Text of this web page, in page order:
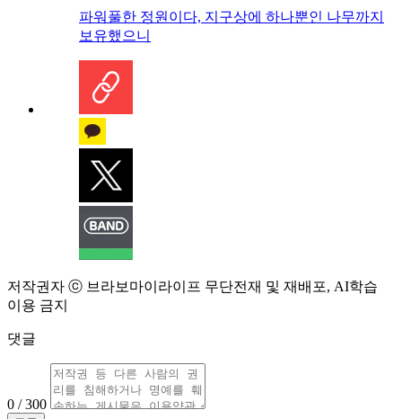
파워풀한 정원이다, 지구상에 하나뿐인 나무까지
보유했으니
저작권자 ⓒ 브라보마이라이프 무단전재 및 재배포, AI학습
이용 금지
댓글
0 / 300